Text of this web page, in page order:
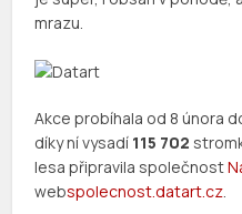
mrazu.
Akce probíhala od 8 února
díky ní vysadí 115 702
lesa připravila společnost
webspolecnost.datart.cz